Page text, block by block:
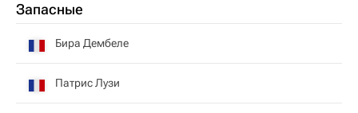
Запасные
Бира Дембеле
Патрис Лузи